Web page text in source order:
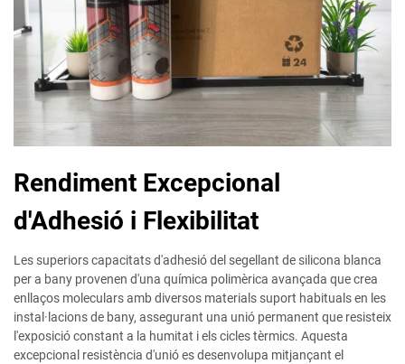
Rendiment Excepcional
d'Adhesió i Flexibilitat
Les superiors capacitats d'adhesió del segellant de silicona blanca
per a bany provenen d'una química polimèrica avançada que crea
enllaços moleculars amb diversos materials suport habituals en les
instal·lacions de bany, assegurant una unió permanent que resisteix
l'exposició constant a la humitat i els cicles tèrmics. Aquesta
excepcional resistència d'unió es desenvolupa mitjançant el